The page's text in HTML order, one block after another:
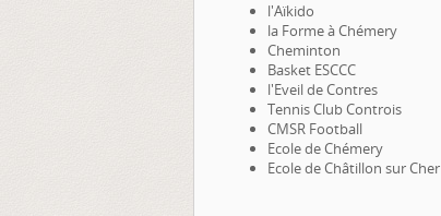
l'Aïkido
la Forme à Chémery
Cheminton
Basket ESCCC
l'Eveil de Contres
Tennis Club Controis
CMSR Football
Ecole de Chémery
Ecole de Châtillon sur Cher